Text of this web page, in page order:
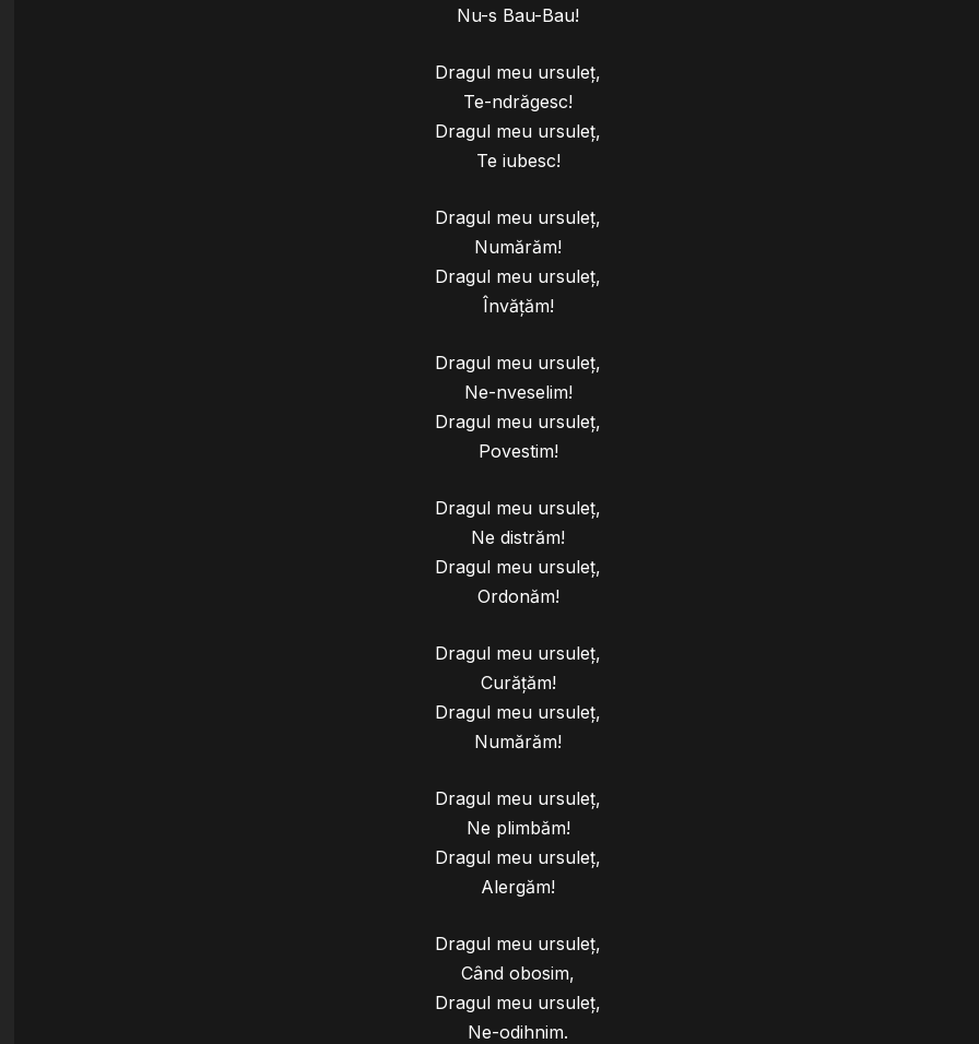
Nu-s Bau-Bau!
Dragul meu ursuleț,
Te-ndrăgesc!
Dragul meu ursuleț,
Te iubesc!
Dragul meu ursuleț,
Numărăm!
Dragul meu ursuleț,
Învățăm!
Dragul meu ursuleț,
Ne-nveselim!
Dragul meu ursuleț,
Povestim!
Dragul meu ursuleț,
Ne distrăm!
Dragul meu ursuleț,
Ordonăm!
Dragul meu ursuleț,
Curățăm!
Dragul meu ursuleț,
Numărăm!
Dragul meu ursuleț,
Ne plimbăm!
Dragul meu ursuleț,
Alergăm!
Dragul meu ursuleț,
Când obosim,
Dragul meu ursuleț,
Ne-odihnim.